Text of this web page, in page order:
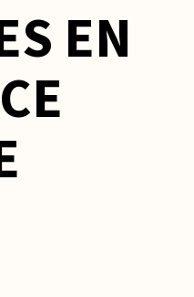
EN